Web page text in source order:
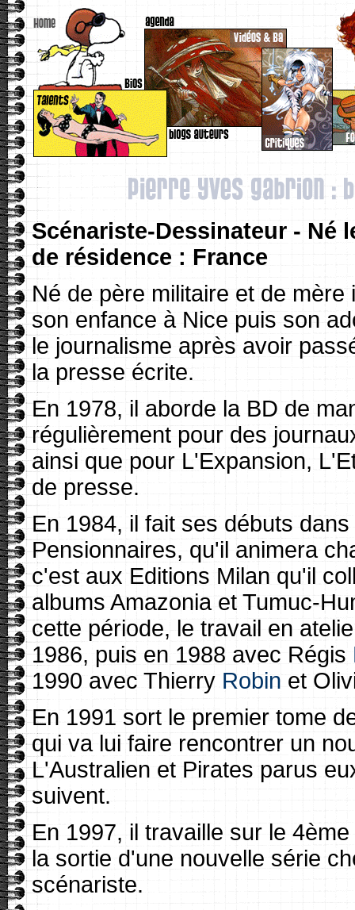
Scénariste-Dessinateur - Né
de résidence : France
Né de père militaire et de
son enfance à Nice puis son
le journalisme après avoir
la presse écrite.
En 1978, il aborde la BD de
régulièrement pour des
ainsi que pour L'Expansion,
de presse.
En 1984, il fait ses débuts
Pensionnaires, qu'il animera
c'est aux Editions Milan qu'il
albums Amazonia et Tumuc-
cette période, le travail en
1986, puis en 1988 avec Régis
1990 avec Thierry Robin et
En 1991 sort le premier tome
qui va lui faire rencontrer un
L'Australien et Pirates parus
suivent.
En 1997, il travaille sur le
la sortie d'une nouvelle série
scénariste.